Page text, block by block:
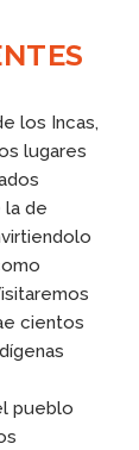
los Incas,
lugares
la de
cientos
pueblo